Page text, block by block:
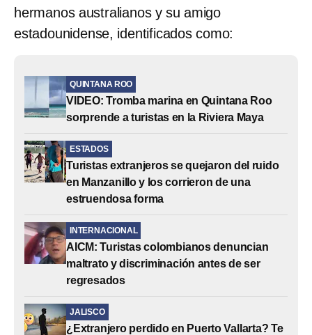
hermanos australianos y su amigo
estadounidense, identificados como:
QUINTANA ROO
VIDEO: Tromba marina en Quintana Roo
sorprende a turistas en la Riviera Maya
ESTADOS
Turistas extranjeros se quejaron del ruido
en Manzanillo y los corrieron de una
estruendosa forma
INTERNACIONAL
AICM: Turistas colombianos denuncian
maltrato y discriminación antes de ser
regresados
JALISCO
¿Extranjero perdido en Puerto Vallarta? Te